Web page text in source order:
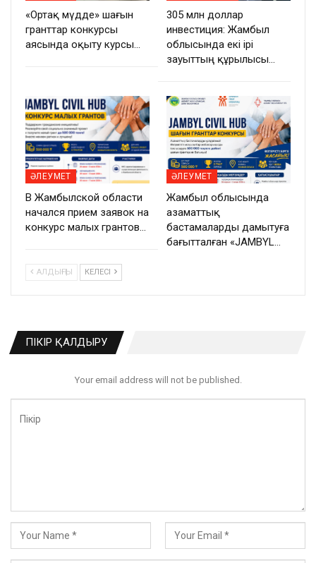
«Ортақ мүдде» шағын
гранттар конкурсы
аясында оқыту курсы…
305 млн доллар
инвестиция: Жамбыл
облысында екі ірі
зауыттың құрылысы…
ӘЛЕУМЕТ
В Жамбылской области
начался прием заявок на
конкурс малых грантов…
ӘЛЕУМЕТ
Жамбыл облысында
азаматтық
бастамаларды дамытуға
бағытталған «JAMBYL…
АЛДЫҢҒЫ КЕЛЕСІ
ПІКІР ҚАЛДЫРУ
Your email address will not be published.